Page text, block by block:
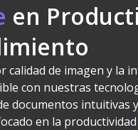
en
calidad de imagen y la
con nuestras
documentos intuitivas
en la
Kodak
Explore los